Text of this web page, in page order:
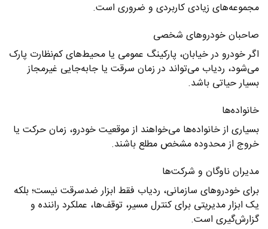
مجموعه‌های زیادی کاربردی و ضروری است.
صاحبان خودروهای شخصی
اگر خودرو در خیابان، پارکینگ عمومی یا محیط‌های کم‌نظارت پارک
می‌شود، ردیاب می‌تواند در زمان سرقت یا جابه‌جایی غیرمجاز
بسیار حیاتی باشد.
خانواده‌ها
بسیاری از خانواده‌ها می‌خواهند از موقعیت خودرو، زمان حرکت یا
خروج از محدوده مشخص مطلع باشند.
مدیران ناوگان و شرکت‌ها
برای خودروهای سازمانی، ردیاب فقط ابزار ضدسرقت نیست؛ بلکه
یک ابزار مدیریتی برای کنترل مسیر، توقف‌ها، عملکرد راننده و
گزارش‌گیری است.